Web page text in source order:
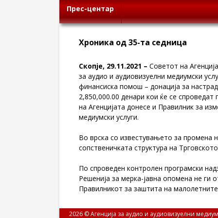
Прес-центар
Хроника од 35-та седница
Скопје, 29.11.2021 – Советот на
за аудио и аудиовизуелни медиумски
финансиска помош – донација за
2,850,000.00 денари кои ќе се
на Агенцијата донесе и Правилник за
медиумски услуги.
Во врска со известувањето за промена
сопственичката структура на
По спроведен контролен програмски
Решенија за мерка-јавна опомена не
Правилникот за заштита на
2026 © Агенција за аудио и аудиовизуелни